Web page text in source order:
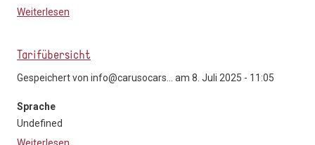
Weiterlesen
Tarifübersicht
Gespeichert von info@carusocars... am 8. Juli 2025 - 11:05
Sprache
Undefined
Weiterlesen